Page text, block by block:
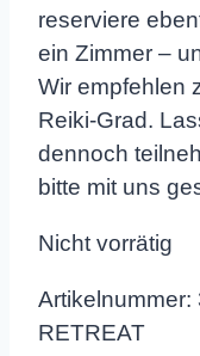
reserviere
ein Zimmer –
Wir empfehlen
Reiki-Grad.
dennoch
bitte mit uns
Nicht vorrätig
Artikelnummer:
RETREAT